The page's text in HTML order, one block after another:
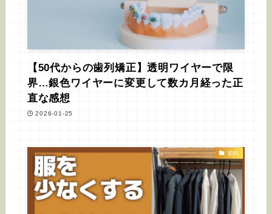
【50代からの歯列矯正】透明ワイヤーで限
界…銀色ワイヤーに変更して数カ月経った正
直な感想
2026-01-25
節約